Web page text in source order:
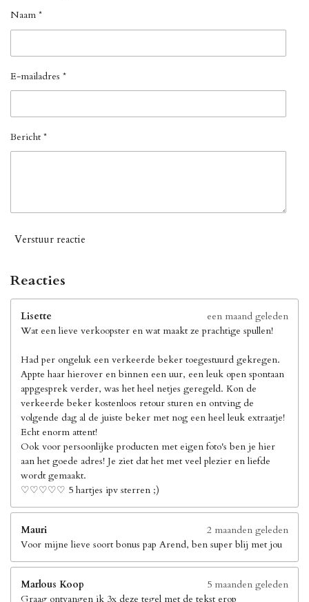
Naam *
E-mailadres *
Bericht *
Verstuur reactie
Reacties
Lisette
een maand geleden
Wat een lieve verkoopster en wat maakt ze prachtige spullen!
Had per ongeluk een verkeerde beker toegestuurd gekregen.
Appte haar hierover en binnen een uur, een leuk open spontaan
appgesprek verder, was het heel netjes geregeld. Kon de
verkeerde beker kostenloos retour sturen en ontving de
volgende dag al de juiste beker met nog een heel leuk extraatje!
Echt enorm attent!
Ook voor persoonlijke producten met eigen foto's ben je hier
aan het goede adres! Je ziet dat het met veel plezier en liefde
wordt gemaakt.
♡♡♡♡♡ 5 hartjes ipv sterren ;)
Mauri
2 maanden geleden
Voor mijne lieve soort bonus pap Arend, ben super blij met jou
Marlous Koop
5 maanden geleden
Graag ontvangen ik 3x deze tegel met de tekst erop